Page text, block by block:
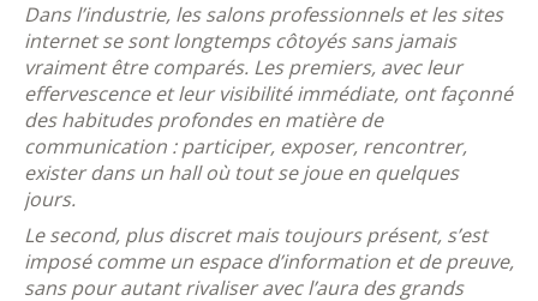
Dans l’industrie, les salons professionnels et les sites
internet se sont longtemps côtoyés sans jamais
vraiment être comparés. Les premiers, avec leur
effervescence et leur visibilité immédiate, ont façonné
des habitudes profondes en matière de
communication : participer, exposer, rencontrer,
exister dans un hall où tout se joue en quelques
jours.
Le second, plus discret mais toujours présent, s’est
imposé comme un espace d’information et de preuve,
sans pour autant rivaliser avec l’aura des grands